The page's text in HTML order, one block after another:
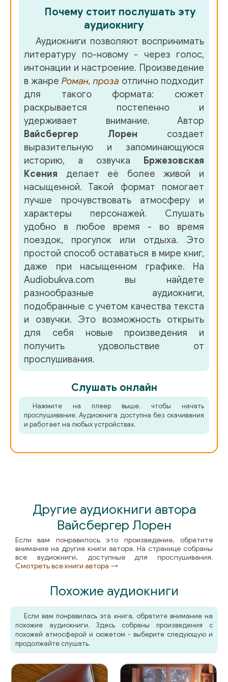
22
23
24-01
24-02
Почему стоит послушать эту
аудиокнигу
Аудиокниги позволяют воспринимать
литературу по-новому - через голос,
интонации и настроение. Произведение
в жанре Роман, проза отлично подходит
для такого формата: сюжет
раскрывается постепенно и
удерживает внимание. Автор
Вайсбергер Лорен создает
выразительную и запоминающуюся
историю, а озвучка Бржезовская
Ксения делает её более живой и
насыщенной. Такой формат помогает
лучше прочувствовать атмосферу и
характеры персонажей. Слушать
удобно в любое время - во время
поездок, прогулок или отдыха. Это
простой способ оставаться в мире книг,
даже при насыщенном графике. На
Audiobukva.com вы найдете
разнообразные аудиокниги,
подобранные с учетом качества текста
и озвучки. Это возможность открыть
для себя новые произведения и
получить удовольствие от
прослушивания.
Слушать онлайн
Нажмите на плеер выше, чтобы начать
прослушивание. Аудиокнига доступна без скачивания
и работает на любых устройствах.
Другие аудиокниги автора
Вайсбергер Лорен
Если вам понравилось это произведение, обратите
внимание на другие книги автора. На странице собраны
все аудиокниги, доступные для прослушивания.
Смотреть все книги автора →
Похожие аудиокниги
Если вам понравилась эта книга, обратите внимание на
похожие аудиокниги. Здесь собраны произведения с
похожей атмосферой и сюжетом - выберите следующую и
продолжайте слушать.